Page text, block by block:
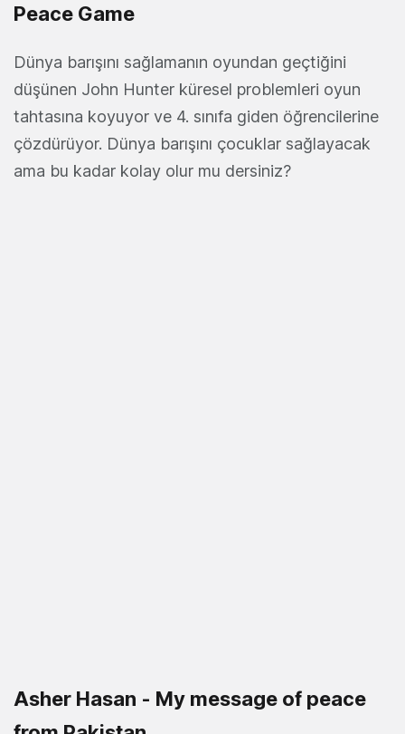
Peace Game
Dünya barışını sağlamanın oyundan geçtiğini
düşünen John Hunter küresel problemleri oyun
tahtasına koyuyor ve 4. sınıfa giden öğrencilerine
çözdürüyor. Dünya barışını çocuklar sağlayacak
ama bu kadar kolay olur mu dersiniz?
Asher Hasan - My message of peace